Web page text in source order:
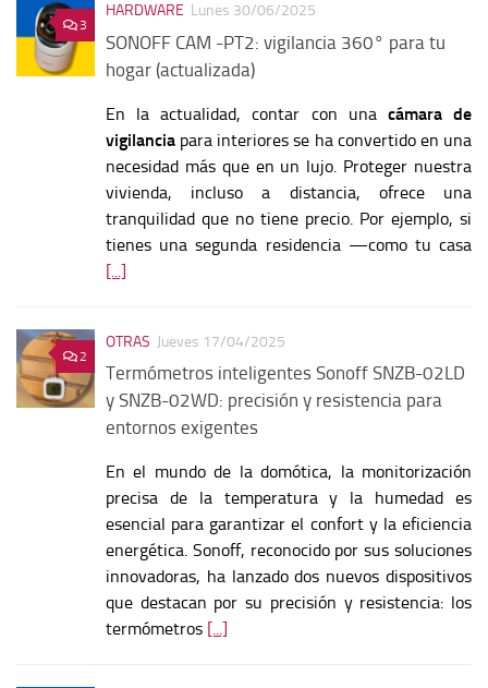
3
HARDWARE Lunes 30/06/2025
SONOFF CAM -PT2: vigilancia 360° para tu
hogar (actualizada)
En la actualidad, contar con una cámara de
vigilancia para interiores se ha convertido en una
necesidad más que en un lujo. Proteger nuestra
vivienda, incluso a distancia, ofrece una
tranquilidad que no tiene precio. Por ejemplo, si
tienes una segunda residencia —como tu casa
[...]
2
OTRAS Jueves 17/04/2025
Termómetros inteligentes Sonoff SNZB-02LD
y SNZB-02WD: precisión y resistencia para
entornos exigentes
En el mundo de la domótica, la monitorización
precisa de la temperatura y la humedad es
esencial para garantizar el confort y la eficiencia
energética. Sonoff, reconocido por sus soluciones
innovadoras, ha lanzado dos nuevos dispositivos
que destacan por su precisión y resistencia: los
termómetros [...]